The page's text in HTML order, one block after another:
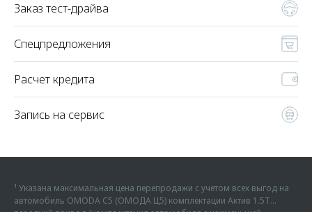
Заказ тест-драйва
Спецпредложения
Расчет кредита
Запись на сервис
¹ Указана максимальная цена перепродажи с учетом всех выгод на
автомобиль OMODA C5 (ОМОДА Ц5) комплектации Актив 1.5Т